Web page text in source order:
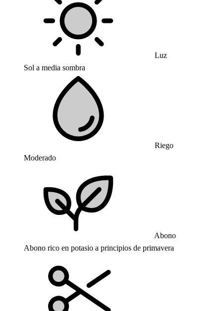
Luz
Sol a media sombra
Riego
Moderado
Abono
Abono rico en potasio a principios de primavera